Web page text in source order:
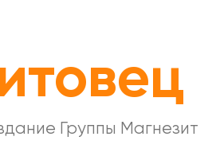
Группы Магнезит